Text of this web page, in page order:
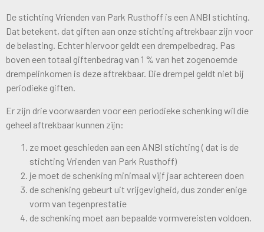
De stichting Vrienden van Park Rusthoff is een ANBI stichting.
Dat betekent, dat giften aan onze stichting aftrekbaar zijn voor
de belasting. Echter hiervoor geldt een drempelbedrag. Pas
boven een totaal giftenbedrag van 1 % van het zogenoemde
drempelinkomen is deze aftrekbaar. Die drempel geldt niet bij
periodieke giften.
Er zijn drie voorwaarden voor een periodieke schenking wil die
geheel aftrekbaar kunnen zijn:
ze moet geschieden aan een ANBI stichting ( dat is de
stichting Vrienden van Park Rusthoff)
je moet de schenking minimaal vijf jaar achtereen doen
de schenking gebeurt uit vrijgevigheid, dus zonder enige
vorm van tegenprestatie
de schenking moet aan bepaalde vormvereisten voldoen.